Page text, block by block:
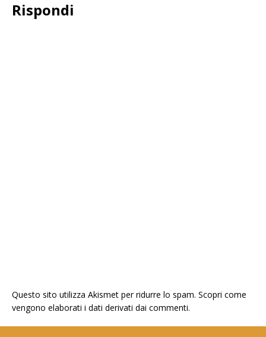
Rispondi
Questo sito utilizza Akismet per ridurre lo spam. Scopri come
vengono elaborati i dati derivati dai commenti.